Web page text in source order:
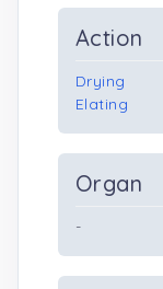
Action
Drying
Elating
Organ
-